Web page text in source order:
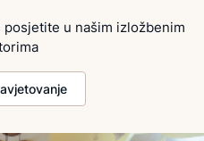
u našim izložbenim